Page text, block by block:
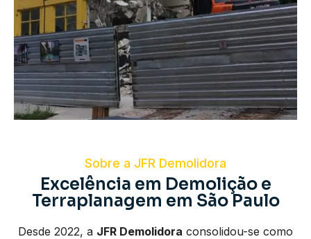
Sobre a JFR Demolidora
Excelência em Demolição e
Terraplanagem em São Paulo
Desde 2022, a JFR Demolidora consolidou-se como